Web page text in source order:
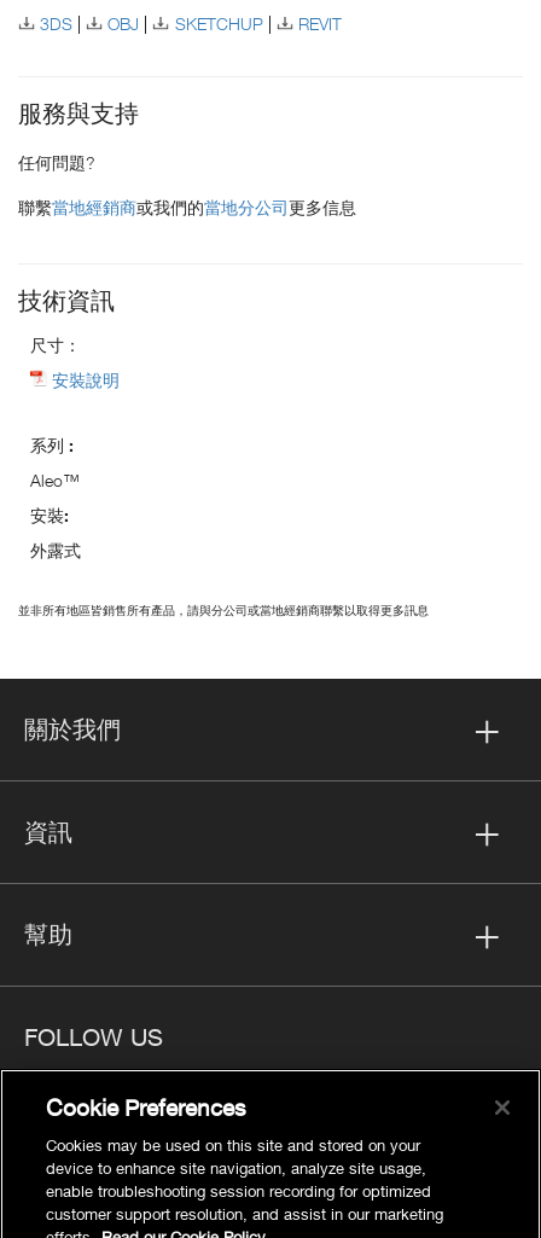
3DS
OBJ SKETCHUP REVIT
服務與支持
任何問題?
聯繫當地經銷商或我們的當地分公司更多信息
技術資訊
尺寸：
安裝說明
系列 :
Aleo™
安裝:
外露式
並非所有地區皆銷售所有產品，請與分公司或當地經銷商聯繫以取得更多訊息
關於我們
資訊
幫助
FOLLOW US
隱私
Cookies Settings
Cookie Preferences
Cookies may be used on this site and stored on your
device to enhance site navigation, analyze site usage,
enable troubleshooting session recording for optimized
customer support resolution, and assist in our marketing